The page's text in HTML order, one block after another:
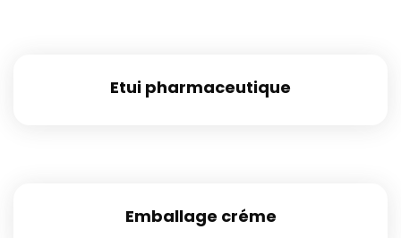
Etui pharmaceutique
Emballage créme